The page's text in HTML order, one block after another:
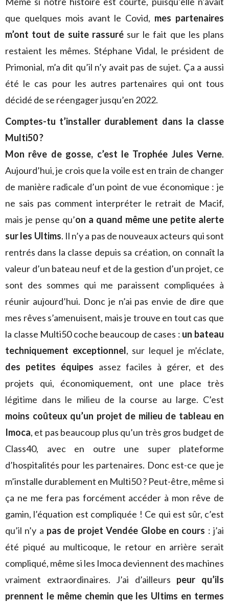
que quelques mois avant le Covid, mes partenaires
m’ont tout de suite rassurésur le fait que les plans
restaient les mêmes. Stéphane Vidal, le président de
Primonial, m’a dit qu’il n’y avait pas de sujet. Ça a aussi
été le cas pour les autres partenaires qui ont tous
décidé de se réengager jusqu’en 2022.
Comptes-tu t’installer durablement dans la classe
Multi50 ?
Mon rêve de gosse, c’est le Trophée Jules Verne.
Aujourd’hui, je crois que la voile est en train de changer
de manière radicale d’un point de vue économique : je
ne sais pas comment interpréter le retrait de Macif,
mais je pense qu’on a quand même une petite alerte
sur les Ultims. Il n’y a pas de nouveaux acteurs qui sont
rentrés dans la classe depuis sa création, on connaît la
valeur d’un bateau neuf et de la gestion d’un projet, ce
sont des sommes qui me paraissent compliquées à
réunir aujourd’hui. Donc je n’ai pas envie de dire que
mes rêves s’amenuisent, mais je trouve en tout cas que
la classe Multi50 coche beaucoup de cases : un bateau
techniquement exceptionnel, sur lequel je m’éclate,
des petites équipes assez faciles à gérer, et des
projets qui, économiquement, ont une place très
légitime dans le milieu de la course au large. C’est
moins coûteux qu’un projet de milieu de tableau en
Imoca, et pas beaucoup plus qu’un très gros budget de
Class40, avec en outre une super plateforme
d’hospitalités pour les partenaires. Donc est-ce que je
m’installe durablement en Multi50 ? Peut-être, même si
ça ne me fera pas forcément accéder à mon rêve de
gamin, l’équation est compliquée ! Ce qui est sûr, c’est
qu’il n’y a pas de projet Vendée Globe en cours : j’ai
été piqué au multicoque, le retour en arrière serait
compliqué, même si les Imoca deviennent des machines
vraiment extraordinaires. J’ai d’ailleurs peur qu’ils
prennent le même chemin que les Ultims en termes